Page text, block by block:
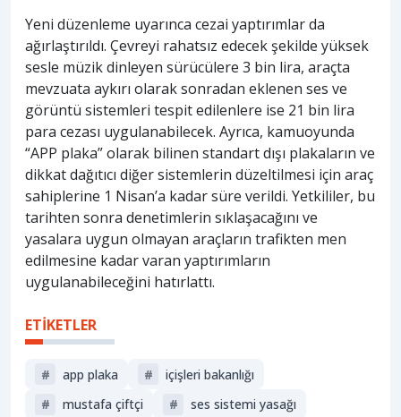
Yeni düzenleme uyarınca cezai yaptırımlar da
ağırlaştırıldı. Çevreyi rahatsız edecek şekilde yüksek
sesle müzik dinleyen sürücülere 3 bin lira, araçta
mevzuata aykırı olarak sonradan eklenen ses ve
görüntü sistemleri tespit edilenlere ise 21 bin lira
para cezası uygulanabilecek. Ayrıca, kamuoyunda
“APP plaka” olarak bilinen standart dışı plakaların ve
dikkat dağıtıcı diğer sistemlerin düzeltilmesi için araç
sahiplerine 1 Nisan’a kadar süre verildi. Yetkililer, bu
tarihten sonra denetimlerin sıklaşacağını ve
yasalara uygun olmayan araçların trafikten men
edilmesine kadar varan yaptırımların
uygulanabileceğini hatırlattı.
ETİKETLER
# app plaka #
i̇çişleri bakanlığı
#
mustafa çiftçi # ses sistemi yasağı